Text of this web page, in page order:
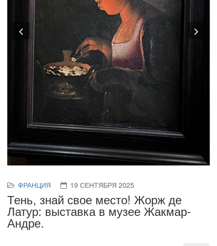
Previous
ФРАНЦИЯ 19 СЕНТЯБРЯ 2025
Тень, знай свое место! Жорж де
Латур: выставка в музее Жакмар-
Андре.